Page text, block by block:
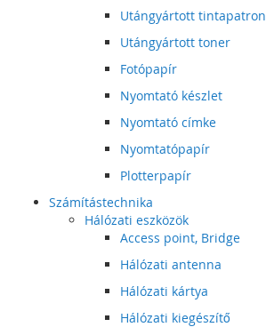
Utángyártott tintapatron
Utángyártott toner
Fotópapír
Nyomtató készlet
Nyomtató címke
Nyomtatópapír
Plotterpapír
Számítástechnika
Hálózati eszközök
Access point, Bridge
Hálózati antenna
Hálózati kártya
Hálózati kiegészítő